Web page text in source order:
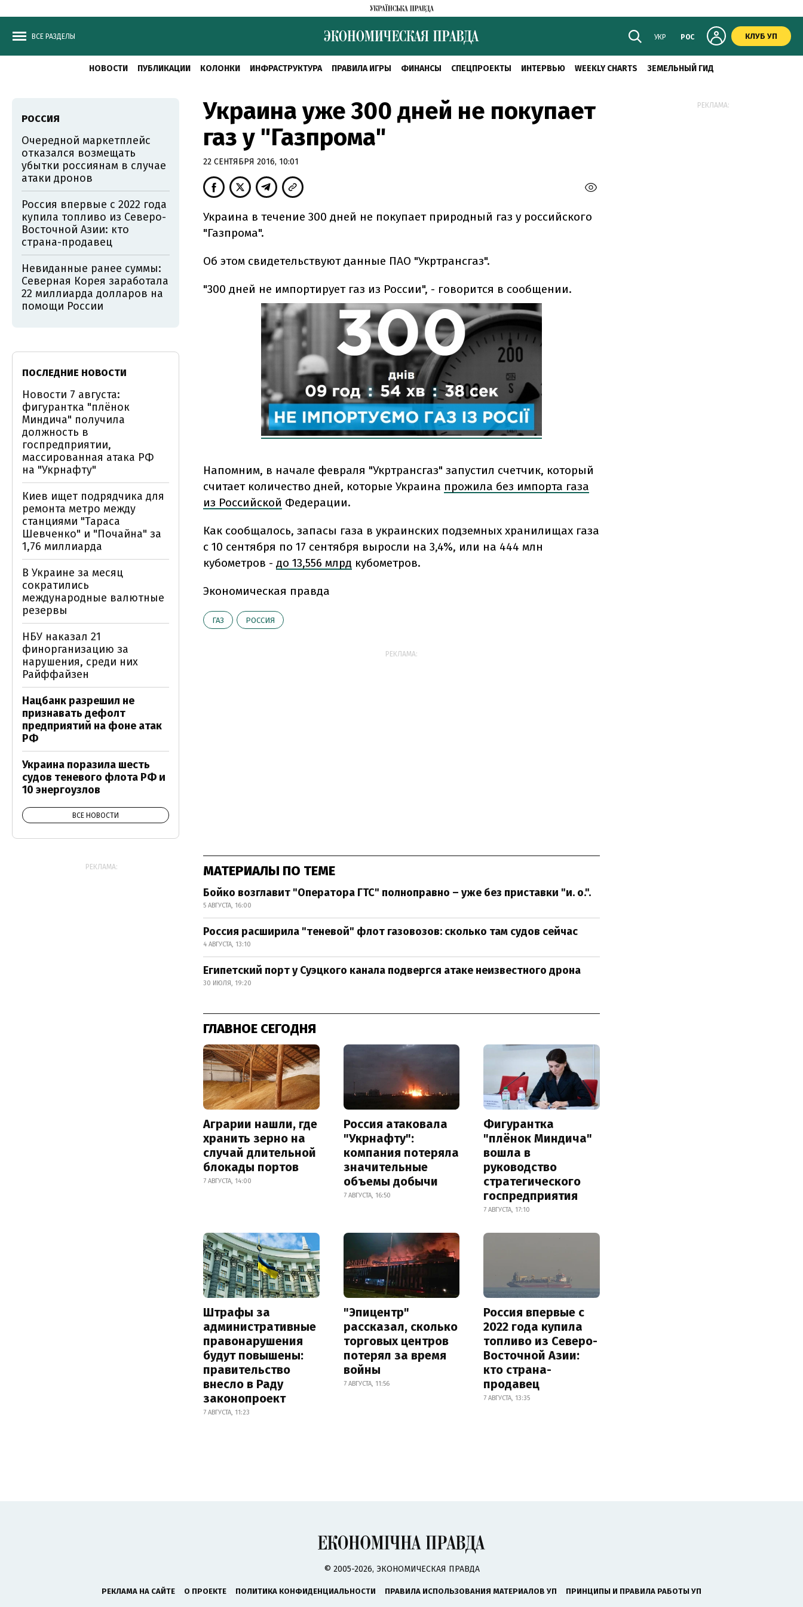
ВСЕ РАЗДЕЛЫ УКР РОС КЛУБ УП
НОВОСТИ ПУБЛИКАЦИИ КОЛОНКИ ИНФРАСТРУКТУРА ПРАВИЛА ИГРЫ ФИНАНСЫ СПЕЦПРОЕКТЫ ИНТЕРВЬЮ WEEKLY CHARTS ЗЕМЕЛЬНЫЙ ГИД
Украина уже 300 дней не покупает
газ у "Газпрома"
22 СЕНТЯБРЯ 2016, 10:01
Украина в течение 300 дней не покупает природный газ у российского
"Газпрома".
Об этом свидетельствуют данные ПАО "Укртрансгаз".
"300 дней не импортирует газ из России", - говорится в сообщении.
Напомним, в начале февраля "Укртрансгаз" запустил счетчик, который
считает количество дней, которые Украина прожила без импорта газа
из Российской Федерации.
Как сообщалось, запасы газа в украинских подземных хранилищах газа
с 10 сентября по 17 сентября выросли на 3,4%, или на 444 млн
кубометров - до 13,556 млрд кубометров.
Экономическая правда
ГАЗ РОССИЯ
РЕКЛАМА:
МАТЕРИАЛЫ ПО ТЕМЕ
Бойко возглавит "Оператора ГТС" полноправно – уже без приставки "и. о.".
5 АВГУСТА, 16:00
Россия расширила "теневой" флот газовозов: сколько там судов сейчас
4 АВГУСТА, 13:10
Египетский порт у Суэцкого канала подвергся атаке неизвестного дрона
30 ИЮЛЯ, 19:20
ГЛАВНОЕ СЕГОДНЯ
Аграрии нашли, где
хранить зерно на
случай длительной
блокады портов
7 АВГУСТА, 14:00
Россия атаковала
"Укрнафту":
компания потеряла
значительные
объемы добычи
7 АВГУСТА, 16:50
Фигурантка
"плёнок Миндича"
вошла в
руководство
стратегического
госпредприятия
7 АВГУСТА, 17:10
Штрафы за
административные
правонарушения
будут повышены:
правительство
внесло в Раду
законопроект
7 АВГУСТА, 11:23
"Эпицентр"
рассказал, сколько
торговых центров
потерял за время
войны
7 АВГУСТА, 11:56
Россия впервые с
2022 года купила
топливо из Северо-
Восточной Азии:
кто страна-
продавец
7 АВГУСТА, 13:35
РОССИЯ
Очередной маркетплейс
отказался возмещать
убытки россиянам в случае
атаки дронов
Россия впервые с 2022 года
купила топливо из Северо-
Восточной Азии: кто
страна-продавец
Невиданные ранее суммы:
Северная Корея заработала
22 миллиарда долларов на
помощи России
ПОСЛЕДНИЕ НОВОСТИ
Новости 7 августа:
фигурантка "плёнок
Миндича" получила
должность в
госпредприятии,
массированная атака РФ
на "Укрнафту"
Киев ищет подрядчика для
ремонта метро между
станциями "Тараса
Шевченко" и "Почайна" за
1,76 миллиарда
В Украине за месяц
сократились
международные валютные
резервы
НБУ наказал 21
финорганизацию за
нарушения, среди них
Райффайзен
Нацбанк разрешил не
признавать дефолт
предприятий на фоне атак
РФ
Украина поразила шесть
судов теневого флота РФ и
10 энергоузлов
ВСЕ НОВОСТИ
РЕКЛАМА:
РЕКЛАМА:
© 2005-2026, ЭКОНОМИЧЕСКАЯ ПРАВДА
РЕКЛАМА НА САЙТЕ О ПРОЕКТЕ ПОЛИТИКА КОНФИДЕНЦИАЛЬНОСТИ ПРАВИЛА ИСПОЛЬЗОВАНИЯ МАТЕРИАЛОВ УП ПРИНЦИПЫ И ПРАВИЛА РАБОТЫ УП